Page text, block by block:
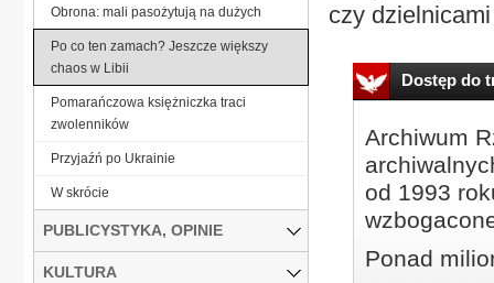
czy
Dostęp do
Archiwum
od 1993
Ponad
Obrona: mali pasożytują na dużych
Po co ten zamach? Jeszcze większy
chaos w Libii
Pomarańczowa księżniczka traci
zwolenników
Przyjaźń po Ukrainie
W skrócie
PUBLICYSTYKA, OPINIE
KULTURA